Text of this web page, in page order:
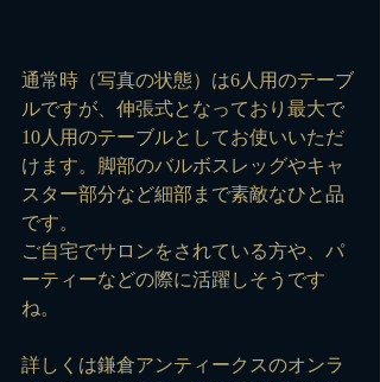
通常時（写真の状態）は6人用のテーブ
ルですが、伸張式となっており最大で
10人用のテーブルとしてお使いいただ
けます。脚部のバルボスレッグやキャ
スター部分など細部まで素敵なひと品
です。
ご自宅でサロンをされている方や、パ
ーティーなどの際に活躍しそうです
ね。
詳しくは鎌倉アンティークスのオンラ